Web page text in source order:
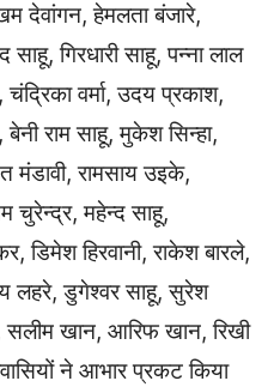
देवांगन, हेमलता बंजारे,
गिरधारी साहू, पन्ना लाल
वर्मा, उदय प्रकाश,
राम साहू, मुकेश सिन्हा,
मंडावी, रामसाय उइके,
चुरेन्द्र, महेन्द साहू,
डिमेश हिरवानी, राकेश बारले,
लहरे, डुगेश्वर साहू, सुरेश
सलीम खान, आरिफ खान, रिखी
ने आभार प्रकट किया